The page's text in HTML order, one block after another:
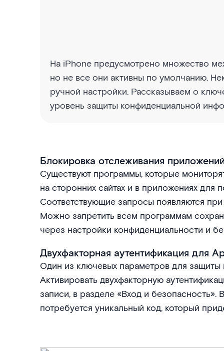
На iPhone предусмотрено множество
но не все они активны по умолчанию.
ручной настройки. Рассказываем о
уровень защиты конфиденциальной
Блокировка отслеживания
Существуют программы, которые
на сторонних сайтах и в приложениях для
Соответствующие запросы появляются
Можно запретить всем программам
через настройки конфиденциальности и
Двухфакторная аутентификация для
Один из ключевых параметров для
Активировать двухфакторную
записи, в разделе «Вход и безопасность».
потребуется уникальный код, который